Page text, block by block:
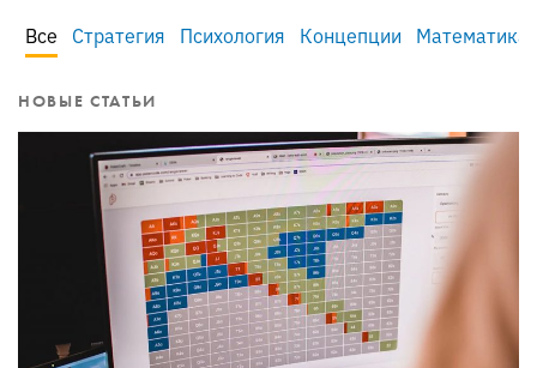
Все Стратегия Психология Концепции Математика
НОВЫЕ СТАТЬИ